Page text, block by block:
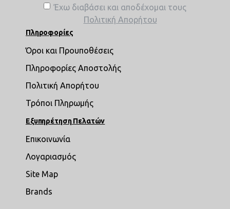
Έχω διαβάσει και αποδέχομαι τους
Πολιτική Απορήτου
Πληροφορίες
Όροι και Προυποθέσεις
Πληροφορίες Αποστολής
Πολιτική Απορήτου
Τρόποι Πληρωμής
Εξυπηρέτηση Πελατών
Επικοινωνία
Λογαριασμός
Site Map
Brands